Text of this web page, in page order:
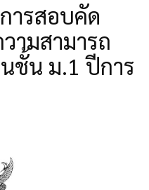
ารสอบคัด
ามสามารถ
นชั้น ม.1 ปีการ